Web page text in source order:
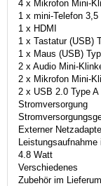
4 x Mikrofon Mini-
1 x mini-Telefon
1 x HDMI
1 x Tastatur (USB)
1 x Maus (USB)
2 x Audio Mini-
2 x Mikrofon Mini-
2 x USB 2.0 Type A
Stromversorgung
Externer
Leistungsaufnahme
4.8 Watt
Verschiedenes
Zubehör im